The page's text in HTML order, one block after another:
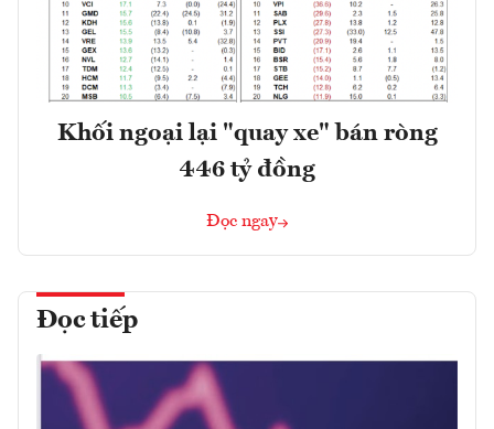
Khối ngoại lại "quay xe" bán ròng
446 tỷ đồng
Đọc ngay
Đọc tiếp